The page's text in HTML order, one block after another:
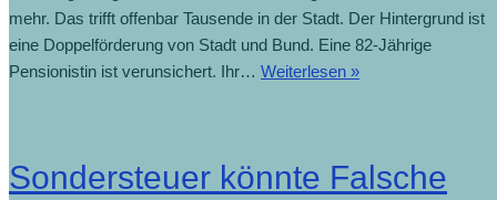
mehr. Das trifft offenbar Tausende in der Stadt. Der Hintergrund ist
eine Doppelförderung von Stadt und Bund. Eine 82-Jährige
Pensionistin ist verunsichert. Ihr… Weiterlesen »
Sondersteuer könnte Falsche